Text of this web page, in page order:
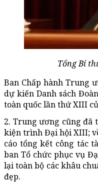
Tổng Bí
Ban Chấp hành Trung
dự kiến Danh sách
toàn quốc lần thứ XIII
2. Trung ương cũng đã
kiện trình Đại hội XIII;
cáo tổng kết công tác
ban Tổ chức phục vụ
lại toàn bộ các khâu
đẹp.